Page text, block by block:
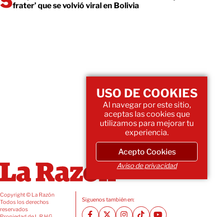
frater’ que se volvió viral en Bolivia
Copyright © La Razón
Todos los derechos
reservados
Siguenos también en:
USO DE COOKIES
Al navegar por este sitio,
aceptas las cookies que
utilizamos para mejorar tu
experiencia.
Acepto Cookies
Aviso de privacidad